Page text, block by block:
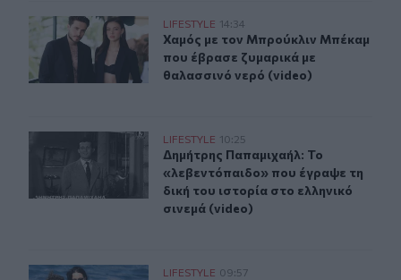
Χαμός με τον Μπρούκλιν Μπέκαμ που έβρασε ζυμαρικά
LIFESTYLE 14:34
Χαμός με τον Μπρούκλιν Μπέκαμ
Χαμός με τον Μπρούκλιν Μπέκαμ
που έβρασε ζυμαρικά με
θαλασσινό νερό (video)
Δημήτρης Παπαμιχαήλ: Το «λεβεντόπαιδο» που έγραψε
LIFESTYLE 10:25
Δημήτρης Παπαμιχαήλ: Το
Δημήτρης Παπαμιχαήλ: Το
«λεβεντόπαιδο» που έγραψε τη
δική του ιστορία στο ελληνικό
σινεμά (video)
Κέιτι Πέρι και Τζάστιν Τριντό αχώριστοι στις
LIFESTYLE 09:57